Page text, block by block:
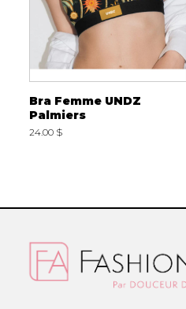
Bra Femme UNDZ
Palmiers
24.00 $